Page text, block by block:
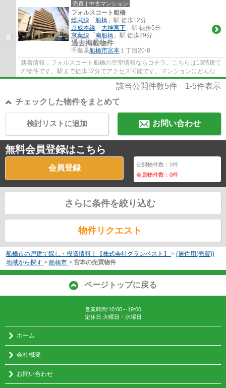
売買｜中古マンション
フォルスコート船橋
総武線 「 船橋 」駅 徒歩12分
京成本線 「 大神宮下 」駅 徒歩5分
京葉線 「 南船橋 」駅 徒歩29分
過去掲載物件
千葉県船橋市宮本 １丁目20-8
新着情報：フォルスコート船橋の空室情報ならコチラ。こちらは13階建て
の物件です。駅まで徒歩12分でアクセス可能です。マンションにどんな人
が住んでいるのかも中古マンションなら事...
該当公開件数5件 1-5件表示
チェックした物件をまとめて
お問い合わせ
検討リストに追加
無料会員登録はこちら
会員登録 公開物件数：0件
会員物件数：0件
さらに条件を絞り込む
物件リクエスト
船橋市の戸建て探し・投資情報｜【株式会社グランベスト】 > (居住用(売買))
地域から探す > 船橋市 > 宮本の売買物件
ページトップに戻る
営業時間:10:00～19:00
定休日:火曜日・水曜日
ホーム
会社概要
お問い合わせ